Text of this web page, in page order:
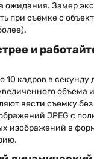
ожидания. Замер
при съемке с
и
10 кадров в секунду
объема
вести съемку
JPEG с
изображений в